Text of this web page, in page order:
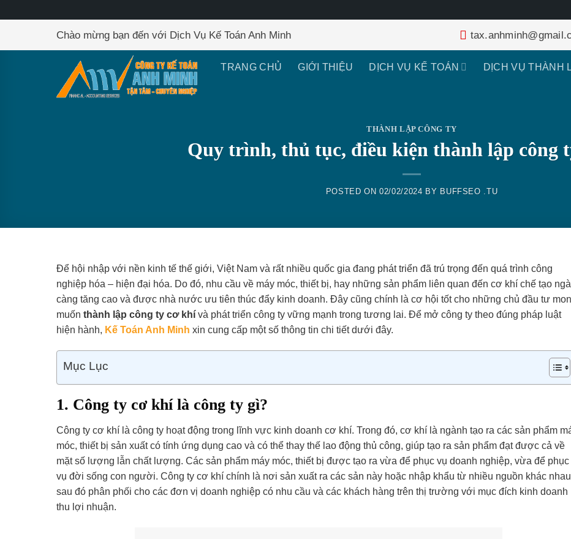
Chào mừng bạn đến với Dịch Vụ Kế Toán Anh Minh
TRANG CHỦ GIỚI THIỆU DỊCH VỤ KẾ TOÁN DỊCH VỤ THÀNH
THÀNH LẬP CÔNG TY
Quy trình, thủ tục, điều kiện thành lập công
POSTED ON02/02/2024 BY BUFFSEO .TU
Để hội nhập với nền kinh tế thế giới, Việt Nam và rất nhiều quốc gia đang phát triển đã trú trọng đến quá trình công
nghiệp hóa – hiện đại hóa. Do đó, nhu cầu về máy móc, thiết bị, hay những sản phẩm liên quan đến cơ khí chế tạo
càng tăng cao và được nhà nước ưu tiên thúc đẩy kinh doanh. Đây cũng chính là cơ hội tốt cho những chủ đầu tư
muốn thành lập công ty cơ khívà phát triển công ty vững mạnh trong tương lai. Để mở công ty theo đúng pháp luật
hiện hành, Kế Toán Anh Minh xin cung cấp một số thông tin chi tiết dưới đây.
Mục Lục
1. Công ty cơ khí là công ty gì?
Công ty cơ khí là công ty hoạt động trong lĩnh vực kinh doanh cơ khí. Trong đó, cơ khí là ngành tạo ra các sản phẩm
móc, thiết bị sản xuất có tính ứng dụng cao và có thể thay thế lao động thủ công, giúp tạo ra sản phẩm đạt được cả về
mặt số lượng lẫn chất lượng. Các sản phẩm máy móc, thiết bị được tạo ra vừa để phục vụ doanh nghiệp, vừa để phục
vụ đời sống con người. Công ty cơ khí chính là nơi sản xuất ra các sản này hoặc nhập khẩu từ nhiều nguồn khác
sau đó phân phối cho các đơn vị doanh nghiệp có nhu cầu và các khách hàng trên thị trường với mục đích kinh doanh
thu lợi nhuận.